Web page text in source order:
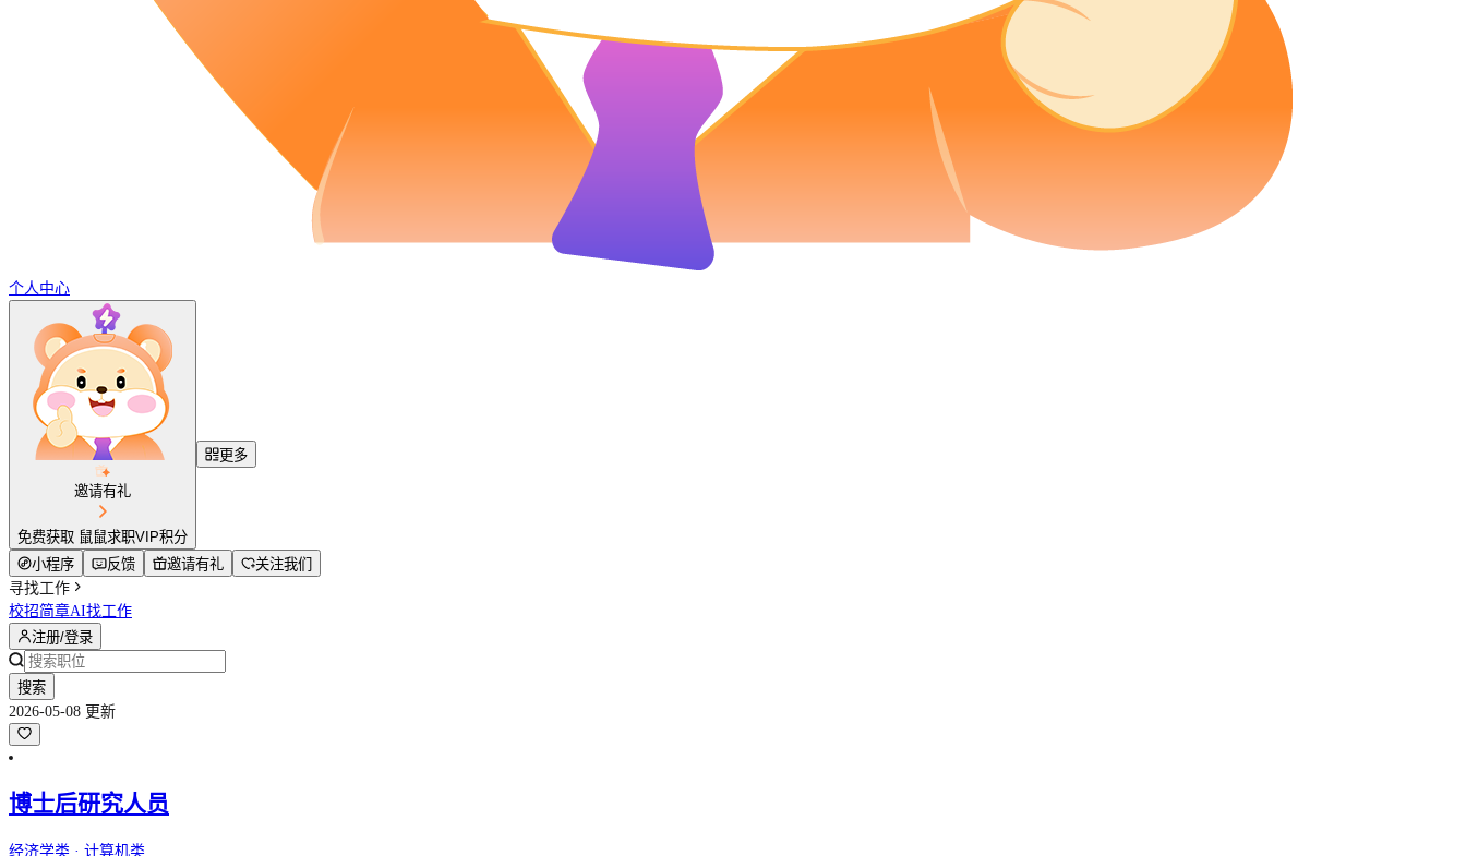
个人中心
邀请有礼
免费获取 鼠鼠求职VIP积分
更多
小程序 反馈 邀请有礼
关注我们
寻找工作
校招简章AI找工作
注册/登录
搜索
2026-05-08 更新
博士后研究人员
经济学类 · 计算机类